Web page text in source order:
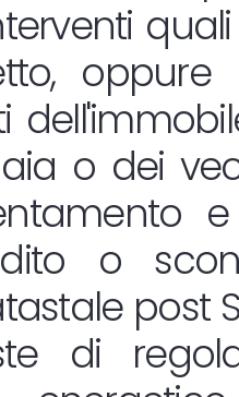
oppure
o dei
o
post
di